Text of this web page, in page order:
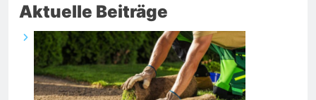
Aktuelle Beiträge